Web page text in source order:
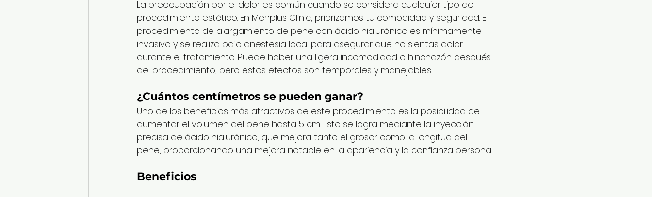
La preocupación por el dolor es común cuando se considera cualquier tipo de
procedimiento estético. En Menplus Clinic, priorizamos tu comodidad y seguridad. El
procedimiento de alargamiento de pene con ácido hialurónico es mínimamente
invasivo y se realiza bajo anestesia local para asegurar que no sientas dolor
durante el tratamiento. Puede haber una ligera incomodidad o hinchazón después
del procedimiento, pero estos efectos son temporales y manejables.
¿Cuántos centímetros se pueden ganar?
Uno de los beneficios más atractivos de este procedimiento es la posibilidad de
aumentar el volumen del pene hasta 5 cm. Esto se logra mediante la inyección
precisa de ácido hialurónico, que mejora tanto el grosor como la longitud del
pene, proporcionando una mejora notable en la apariencia y la confianza personal.
Beneficios